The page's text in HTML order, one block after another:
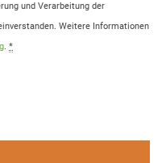
und Verarbeitung der
Weitere Informationen
. *